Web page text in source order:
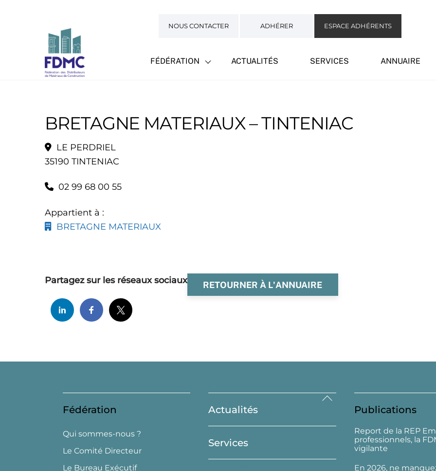
NOUS CONTACTER ADHÉRER ESPACE ADHÉRENTS
FÉDÉRATION ACTUALITÉS SERVICES ANNUAIRE
BRETAGNE MATERIAUX – TINTENIAC
LE PERDRIEL
35190 TINTENIAC
02 99 68 00 55
Appartient à :
BRETAGNE MATERIAUX
RETOURNER À L'ANNUAIRE
Partagez sur les réseaux sociaux
Back
Top
Fédération
Qui sommes-nous ?
Le Comité Directeur
Le Bureau Exécutif
Actualités
Services
Publications
Report de la REP
professionnels, la
vigilante
En 2026, ne